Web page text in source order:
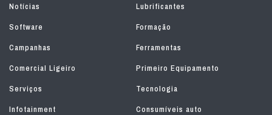
Notícias
Lubrificantes
Software
Formação
Campanhas
Ferramentas
Comercial Ligeiro
Primeiro Equipamento
Serviços
Tecnologia
Infotainment
Consumíveis auto